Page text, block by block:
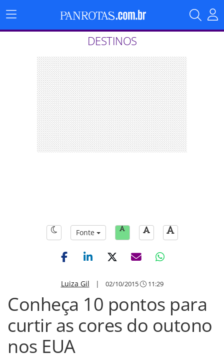
Menu
Principal
DESTINOS
Fonte
Luiza Gil | 02/10/2015 11:29
Conheça 10 pontos para
curtir as cores do outono
nos EUA